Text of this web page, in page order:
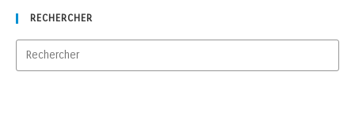
RECHERCHER